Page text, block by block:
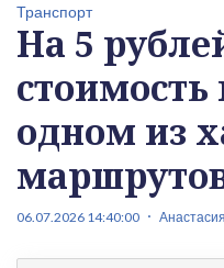
Транспорт
На 5
стоимость
одном из
06.07.2026 14:40:00